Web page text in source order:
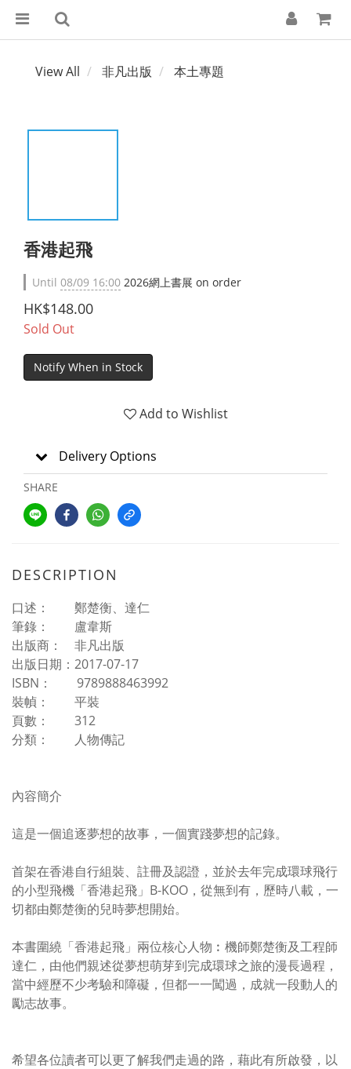
View All 非凡出版 本土專題
香港起飛
Until 08/09 16:00 2026網上書展 on order
HK$148.00
Sold Out
Notify When in Stock
Add to Wishlist
Delivery Options
SHARE
DESCRIPTION
口述： 鄭楚衡、達仁
筆錄： 盧韋斯
出版商： 非凡出版
出版日期：2017-07-17
ISBN： 9789888463992
裝幀： 平裝
頁數： 312
分類： 人物傳記
內容簡介
這是一個追逐夢想的故事，一個實踐夢想的記錄。
首架在香港自行組裝、註冊及認證，並於去年完成環球飛行
的小型飛機「香港起飛」B-KOO，從無到有，歷時八載，一
切都由鄭楚衡的兒時夢想開始。
本書圍繞「香港起飛」兩位核心人物︰機師鄭楚衡及工程師
達仁，由他們親述從夢想萌芽到完成環球之旅的漫長過程，
當中經歷不少考驗和障礙，但都一一闖過，成就一段動人的
勵志故事。
希望各位讀者可以更了解我們走過的路，藉此有所啟發，以